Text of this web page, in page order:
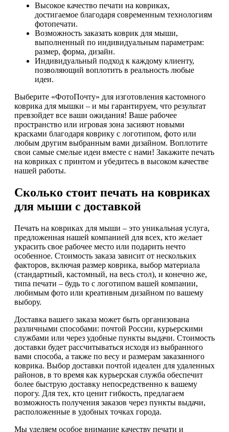
Высокое качество печати на ковриках,
достигаемое благодаря современным технологиям
фотопечати.
Возможность заказать коврик для мыши,
выполненный по индивидуальным параметрам:
размер, форма, дизайн.
Индивидуальный подход к каждому клиенту,
позволяющий воплотить в реальность любые
идеи.
Выберите «ФотоПочту» для изготовления кастомного
коврика для мышки – и мы гарантируем, что результат
превзойдет все ваши ожидания! Ваше рабочее
пространство или игровая зона засияют новыми
красками благодаря коврику с логотипом, фото или
любым другим выбранным вами дизайном. Воплотите
свои самые смелые идеи вместе с нами! Закажите печать
на ковриках с принтом и убедитесь в высоком качестве
нашей работы.
Сколько стоит печать на ковриках
для мыши с доставкой
Печать на ковриках для мыши – это уникальная услуга,
предложенная нашей компанией для всех, кто желает
украсить свое рабочее место или подарить нечто
особенное. Стоимость заказа зависит от нескольких
факторов, включая размер коврика, выбор материала
(стандартный, кастомный, на весь стол), и конечно же,
типа печати – будь то с логотипом вашей компании,
любимым фото или креативным дизайном по вашему
выбору.
Доставка вашего заказа может быть организована
различными способами: почтой России, курьерскими
службами или через удобные пункты выдачи. Стоимость
доставки будет рассчитываться исходя из выбранного
вами способа, а также по весу и размерам заказанного
коврика. Выбор доставки почтой идеален для удаленных
районов, в то время как курьерская служба обеспечит
более быструю доставку непосредственно к вашему
порогу. Для тех, кто ценит гибкость, предлагаем
возможность получения заказов через пункты выдачи,
расположенные в удобных точках города.
Мы уделяем особое внимание качеству печати и